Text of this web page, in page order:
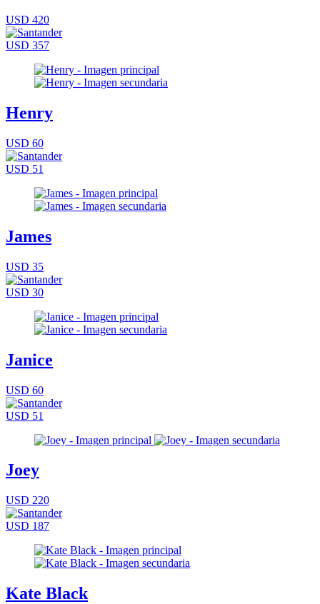
USD 420
USD 357
Henry
USD 60
USD 51
James
USD 35
USD 30
Janice
USD 60
USD 51
Joey
USD 220
USD 187
Kate Black